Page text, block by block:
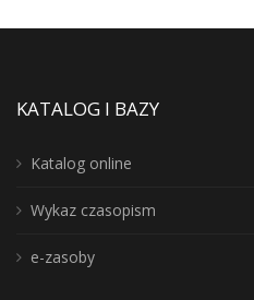
KATALOG I BAZY
Katalog online
Wykaz czasopism
e-zasoby